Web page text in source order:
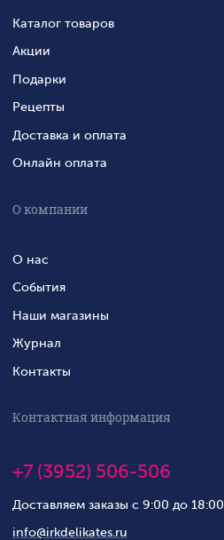
Каталог товаров
Акции
Подарки
Рецепты
Доставка и оплата
Онлайн оплата
О компании
О нас
События
Наши магазины
Журнал
Контакты
Контактная информация
+7 (3952) 506-506
Доставляем заказы с 9:00 до 18:00
info@irkdelikates.ru